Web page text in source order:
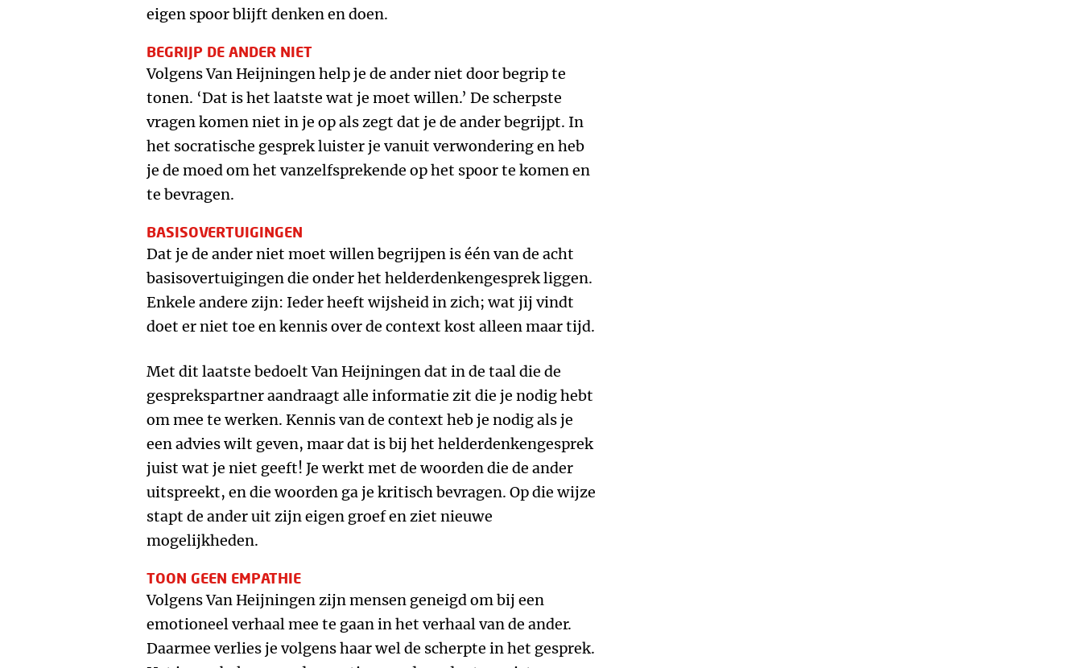
eigen spoor blijft denken en doen.
BEGRIJP DE ANDER NIET
Volgens Van Heijningen help je de ander niet door begrip te
tonen. ‘Dat is het laatste wat je moet willen.’ De scherpste
vragen komen niet in je op als zegt dat je de ander begrijpt. In
het socratische gesprek luister je vanuit verwondering en heb
je de moed om het vanzelfsprekende op het spoor te komen en
te bevragen.
BASISOVERTUIGINGEN
Dat je de ander niet moet willen begrijpen is één van de acht
basisovertuigingen die onder het helderdenkengesprek liggen.
Enkele andere zijn: Ieder heeft wijsheid in zich; wat jij vindt
doet er niet toe en kennis over de context kost alleen maar tijd.
Met dit laatste bedoelt Van Heijningen dat in de taal die de
gesprekspartner aandraagt alle informatie zit die je nodig hebt
om mee te werken. Kennis van de context heb je nodig als je
een advies wilt geven, maar dat is bij het helderdenkengesprek
juist wat je niet geeft! Je werkt met de woorden die de ander
uitspreekt, en die woorden ga je kritisch bevragen. Op die wijze
stapt de ander uit zijn eigen groef en ziet nieuwe
mogelijkheden.
TOON GEEN EMPATHIE
Volgens Van Heijningen zijn mensen geneigd om bij een
emotioneel verhaal mee te gaan in het verhaal van de ander.
Daarmee verlies je volgens haar wel de scherpte in het gesprek.